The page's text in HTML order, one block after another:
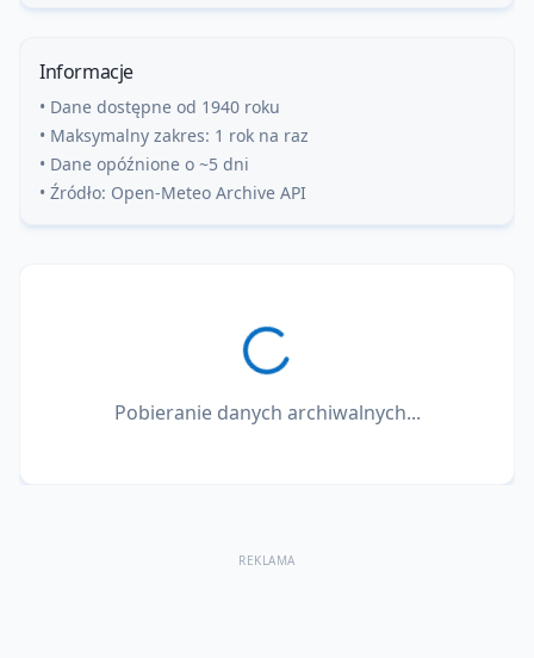
Informacje
• Dane dostępne od 1940 roku
• Maksymalny zakres: 1 rok na raz
• Dane opóźnione o ~5 dni
• Źródło: Open-Meteo Archive API
Pobieranie danych archiwalnych...
REKLAMA